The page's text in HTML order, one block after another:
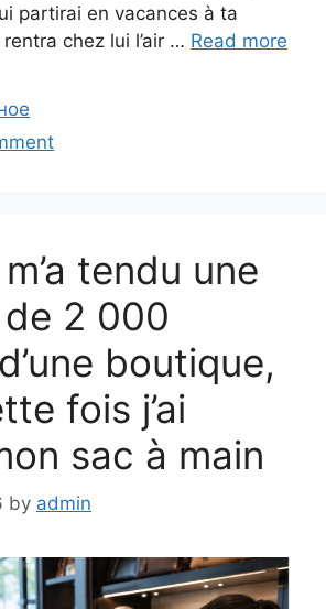
partirai en vacances à ta
chez lui l’air … Read more
tendu une
2 000
boutique,
fois j’ai
sac à main
by admin